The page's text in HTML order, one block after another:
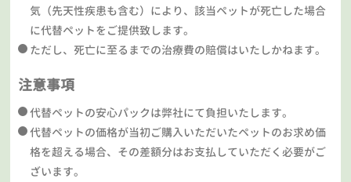
気（先天性疾患も含む）により、該当ペットが死亡した場合
に代替ペットをご提供致します。
ただし、死亡に至るまでの治療費の賠償はいたしかねます。
注意事項
代替ペットの安心パックは弊社にて負担いたします。
代替ペットの価格が当初ご購入いただいたペットのお求め価
格を超える場合、その差額分はお支払していただく必要がご
ざいます。